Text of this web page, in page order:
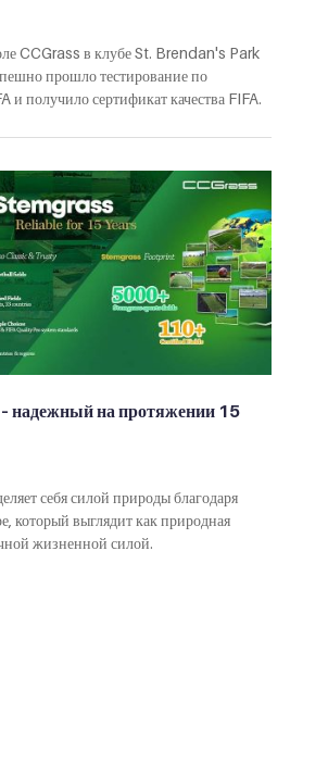
CCGrass в клубе St. Brendan's Park
прошло тестирование по
и получило сертификат качества FIFA.
надежный на протяжении 15
себя силой природы благодаря
который выглядит как природная
жизненной силой.